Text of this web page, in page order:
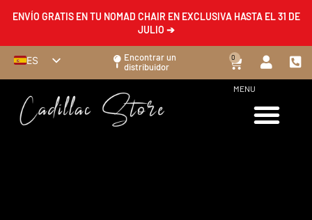
ENVÍO GRATIS EN TU NOMAD CHAIR EN EXCLUSIVA HASTA EL 31 DE
JULIO ➔
ES
FR
EN
DE
Encontrar un
distribuidor
0
MENU